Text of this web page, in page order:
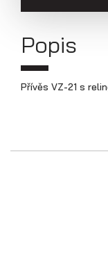
Popis
Přívěs VZ-21 s